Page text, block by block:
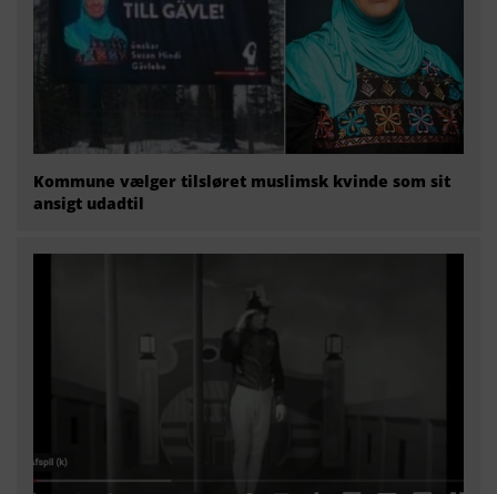
Kommune vælger tilsløret muslimsk kvinde som sit
ansigt udadtil